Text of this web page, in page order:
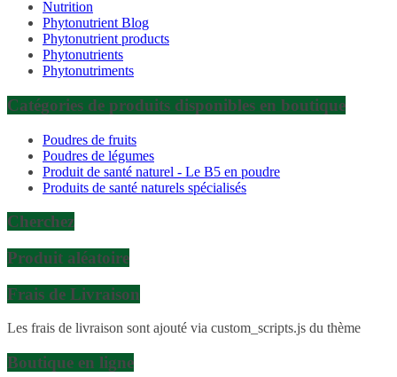
Nutrition
Phytonutrient Blog
Phytonutrient products
Phytonutrients
Phytonutriments
Catégories de produits disponibles en boutique
Poudres de fruits
Poudres de légumes
Produit de santé naturel - Le B5 en poudre
Produits de santé naturels spécialisés
Cherchez
Produit aléatoire
Frais de Livraison
Les frais de livraison sont ajouté via custom_scripts.js du thème
Boutique en ligne